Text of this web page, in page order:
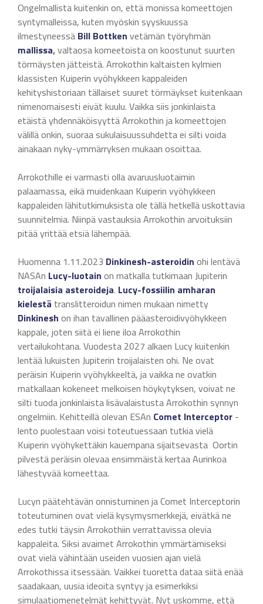
Ongelmallista kuitenkin on, että monissa komeettojen
syntymalleissa, kuten myöskin syyskuussa
ilmestyneessä Bill Bottken vetämän työryhmän
mallissa,valtaosa komeetoista on koostunut suurten
törmäysten jätteistä. Arrokothin kaltaisten kylmien
klassisten Kuiperin vyöhykkeen kappaleiden
kehityshistoriaan tällaiset suuret törmäykset kuitenkaan
nimenomaisesti eivät kuulu. Vaikka siis jonkinlaista
etäistä yhdennäköisyyttä Arrokothin ja komeettojen
välillä onkin, suoraa sukulaisuussuhdetta ei silti voida
ainakaan nyky-ymmärryksen mukaan osoittaa.
Arrokothille ei varmasti olla avaruusluotaimin
palaamassa, eikä muidenkaan Kuiperin vyöhykkeen
kappaleiden lähitutkimuksista ole tällä hetkellä uskottavia
suunnitelmia. Niinpä vastauksia Arrokothin arvoituksiin
pitää yrittää etsiä lähempää.
Huomenna 1.11.2023 Dinkinesh-asteroidin ohi lentävä
NASAn Lucy-luotain on matkalla tutkimaan Jupiterin
troijalaisia asteroideja. Lucy-fossiilin amharan
kielestä translitteroidun nimen mukaan nimetty
Dinkinesh on ihan tavallinen pääasteroidivyöhykkeen
kappale, joten siitä ei liene iloa Arrokothin
vertailukohtana. Vuodesta 2027 alkaen Lucy kuitenkin
lentää lukuisten Jupiterin troijalaisten ohi. Ne ovat
peräisin Kuiperin vyöhykkeeltä, ja vaikka ne ovatkin
matkallaan kokeneet melkoisen höykytyksen, voivat ne
silti tuoda jonkinlaista lisävalaistusta Arrokothin synnyn
ongelmiin. Kehitteillä olevan ESAn Comet Interceptor -
lento puolestaan voisi toteutuessaan tutkia vielä
Kuiperin vyöhykettäkin kauempana sijaitsevasta Oortin
pilvestä peräisin olevaa ensimmäistä kertaa Aurinkoa
lähestyvää komeettaa.
Lucyn päätehtävän onnistuminen ja Comet Interceptorin
toteutuminen ovat vielä kysymysmerkkejä, eivätkä ne
edes tutki täysin Arrokothiin verrattavissa olevia
kappaleita. Siksi avaimet Arrokothin ymmärtämiseksi
ovat vielä vähintään useiden vuosien ajan vielä
Arrokothissa itsessään. Vaikkei tuoretta dataa siitä enää
saadakaan, uusia ideoita syntyy ja esimerkiksi
simulaatiomenetelmät kehittyvät. Nyt uskomme, että